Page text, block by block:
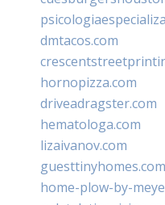
dmtacos.com
hornopizza.com
driveadragster.com
hematologa.com
lizaivanov.com
guesttinyhomes.com
home-plow-by-